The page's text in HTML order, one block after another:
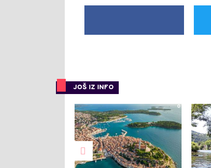
JOŠ IZ INFO
0